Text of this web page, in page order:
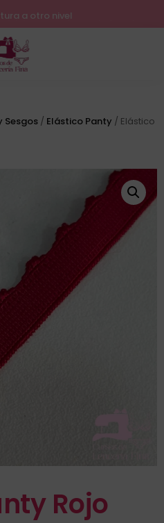
a otro nivel
Sesgos / Elástico Panty / Elástico
Rojo